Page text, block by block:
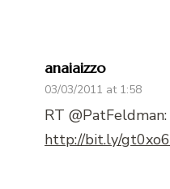
anaiaizzo
03/03/2011 at 1:58
RT
http://bit.ly/gt0xo6